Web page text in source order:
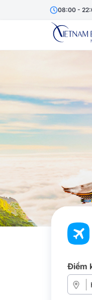
08:00 -
Điểm